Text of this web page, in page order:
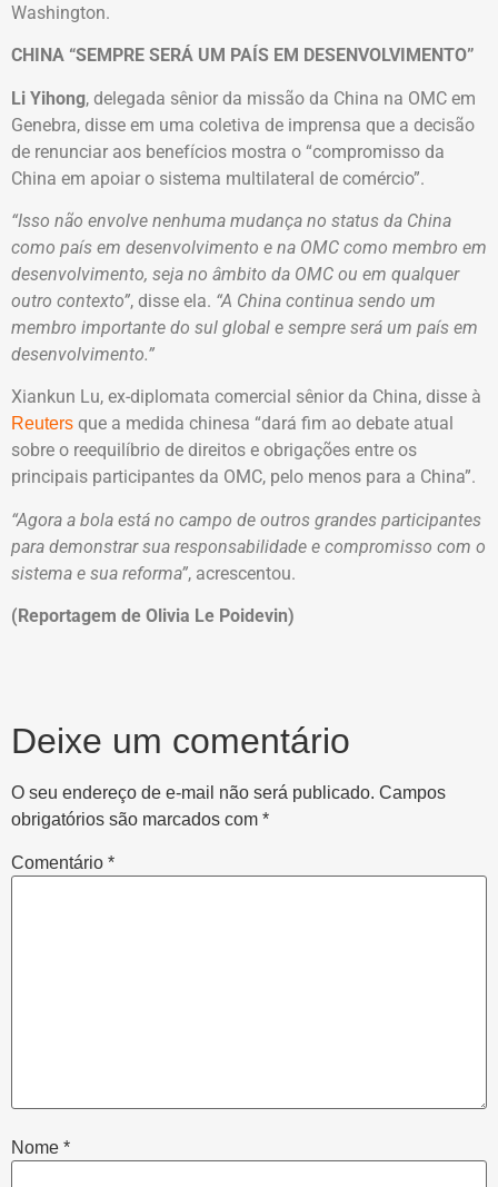
Washington.
CHINA “SEMPRE SERÁ UM PAÍS EM DESENVOLVIMENTO”
Li Yihong, delegada sênior da missão da China na OMC em
Genebra, disse em uma coletiva de imprensa que a decisão
de renunciar aos benefícios mostra o “compromisso da
China em apoiar o sistema multilateral de comércio”.
“Isso não envolve nenhuma mudança no status da China
como país em desenvolvimento e na OMC como membro em
desenvolvimento, seja no âmbito da OMC ou em qualquer
outro contexto”, disse ela. “A China continua sendo um
membro importante do sul global e sempre será um país em
desenvolvimento.”
Xiankun Lu, ex-diplomata comercial sênior da China, disse à
Reuters que a medida chinesa “dará fim ao debate atual
sobre o reequilíbrio de direitos e obrigações entre os
principais participantes da OMC, pelo menos para a China”.
“Agora a bola está no campo de outros grandes participantes
para demonstrar sua responsabilidade e compromisso com o
sistema e sua reforma”, acrescentou.
(Reportagem de Olivia Le Poidevin)
Deixe um comentário
O seu endereço de e-mail não será publicado. Campos
obrigatórios são marcados com *
Comentário *
Nome *